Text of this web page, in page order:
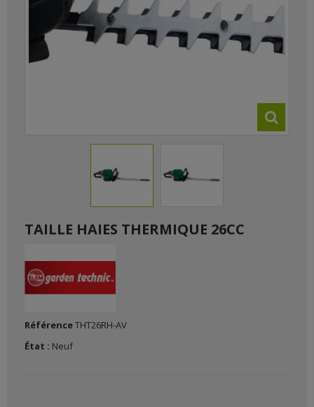
TAILLE HAIES THERMIQUE 26CC
RéférenceTHT26RH-AV
État : Neuf